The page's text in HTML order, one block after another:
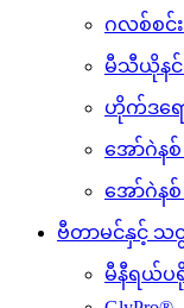
ဂလစ်စင်
မီသီယိုနင်
ဟိုက်ဒရေ
အော်ဂဲ
အော်ဂဲန
ဗီတာမင်နှင့် သတ္
မီနီရယ်ပ